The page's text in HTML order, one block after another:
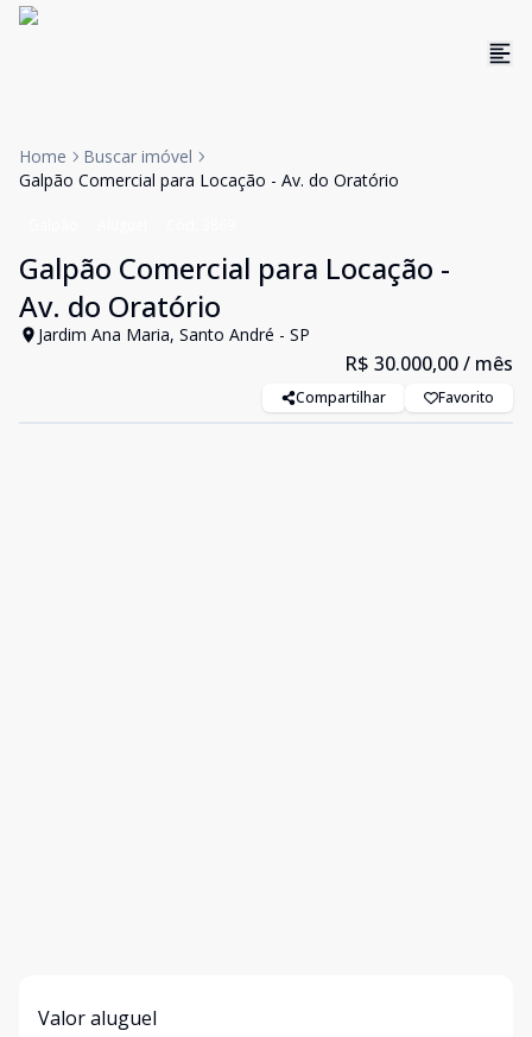
Home
Buscar imóvel
Galpão Comercial para Locação - Av. do Oratório
Galpão Comercial para Locação -
Av. do Oratório
Jardim Ana Maria, Santo André - SP
R$ 30.000,00/ mês
Compartilhar Favorito
Valor aluguel